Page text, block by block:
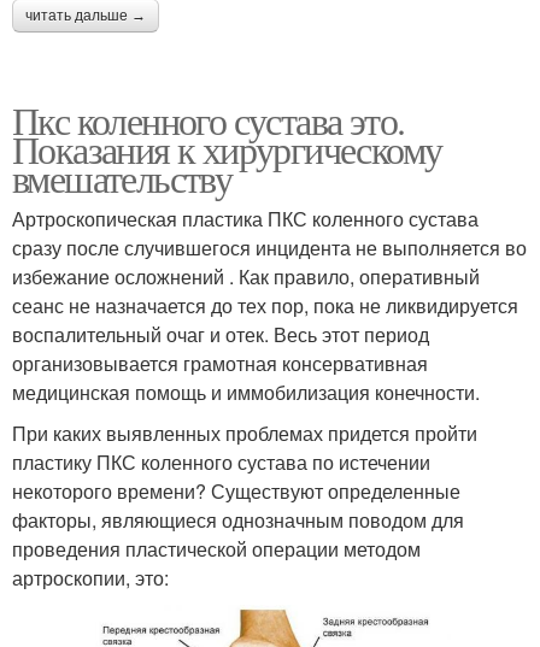
читать дальше →
Пкс коленного сустава это.
Показания к хирургическому
вмешательству
Артроскопическая пластика ПКС коленного сустава
сразу после случившегося инцидента не выполняется во
избежание осложнений . Как правило, оперативный
сеанс не назначается до тех пор, пока не ликвидируется
воспалительный очаг и отек. Весь этот период
организовывается грамотная консервативная
медицинская помощь и иммобилизация конечности.
При каких выявленных проблемах придется пройти
пластику ПКС коленного сустава по истечении
некоторого времени? Существуют определенные
факторы, являющиеся однозначным поводом для
проведения пластической операции методом
артроскопии, это: